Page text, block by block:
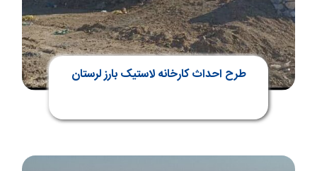
طرح احداث کارخانه لاستیک بارز لرستان